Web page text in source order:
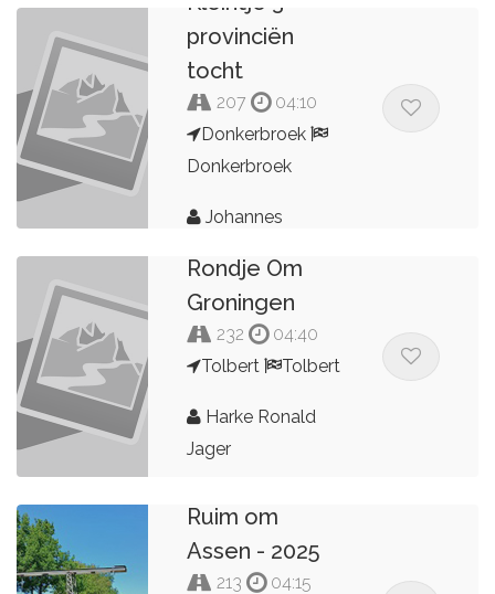
provinciën
tocht
207
04:10
Donkerbroek
Donkerbroek
Johannes
Rondje Om
Groningen
232
04:40
Tolbert
Tolbert
Harke Ronald
Jager
Ruim om
Assen - 2025
213
04:15